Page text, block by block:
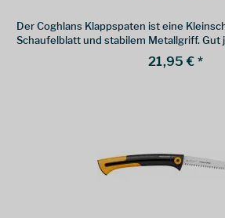
Der Coghlans Klappspaten ist eine
Schaufelblatt und stabilem Metallgriff. Gut
falten. Für alle Fälle - egal ob im Auto für
Zelten für's Grobe oder für die Kinder als
21,95 € *